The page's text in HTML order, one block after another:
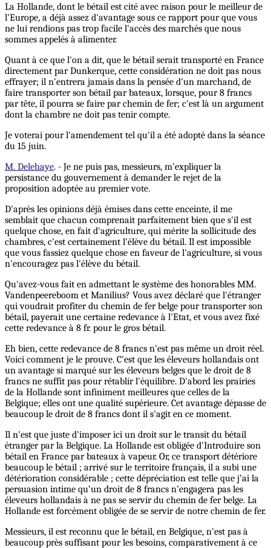
La Hollande, dont le bétail est cité avec raison pour le meilleur de
l'Europe, a déjà assez d'avantage sous ce rapport pour que vous
ne lui rendions pas trop facile l'accès des marchés que nous
sommes appelés à alimenter.
Quant à ce que l'on a dit, que le bétail serait transporté en France
directement par Dunkerque, cette considération ne doit pas nous
effrayer; il n'entrera jamais dans la pensée d'un marchand, de
faire transporter son bétail par bateaux, lorsque, pour 8 francs
par tête, il pourra se faire par chemin de fer; c'est là un argument
dont la chambre ne doit pas tenir compte.
Je voterai pour l'amendement tel qu'il a été adopté dans la séance
du 15 juin.
M. Delehaye. - Je ne puis pas, messieurs, m'expliquer la
persistance du gouvernement à demander le rejet de la
proposition adoptée au premier vote.
D'après les opinions déjà émises dans cette enceinte, il me
semblait que chacun comprenait parfaitement bien que s'il est
quelque chose, en fait d'agriculture, qui mérite la sollicitude des
chambres, c'est certainement l'élève du bétail. Il est impossible
que vous fassiez quelque chose en faveur de l'agriculture, si vous
n'encouragez pas l'élève du bétail.
Qu'avez-vous fait en admettant le système des honorables MM.
Vandenpeereboom et Manilius? Vous avez déclaré que l'étranger
qui voudrait profiter du chemin de fer belge pour transporter son
bétail, payerait une certaine redevance à l'Etat, et vous avez fixé
cette redevance à 8 fr. pour le gros bétail.
Eh bien, cette redevance de 8 francs n'est pas même un droit réel.
Voici comment je le prouve. C'est que les éleveurs hollandais ont
un avantage si marqué sur les éleveurs belges que le droit de 8
francs ne suffit pas pour rétablir l'équilibre. D'abord les prairies
de la Hollande sont infiniment meilleures que celles de la
Belgique; elles ont une qualité supérieure. Cet avantage dépasse de
beaucoup le droit de 8 francs dont il s'agit en ce moment.
Il n'est que juste d'imposer ici un droit sur le transit du bétail
étranger par la Belgique. La Hollande est obligée d'Introduire son
bétail en France par bateaux à vapeur. Or, ce transport détériore
beaucoup le bétail ; arrivé sur le territoire français, il a subi une
détérioration considérable ; cette dépréciation est telle que j’ai la
persuasion intime qu’un droit de 8 francs n’engagera pas les
éleveurs hollandais à ne pas se servir du chemin de fer belge. La
Hollande est forcément obligée de se servir de notre chemin de fer.
Messieurs, il est reconnu que le bétail, en Belgique, n'est pas à
beaucoup près suffisant pour les besoins, comparativement à ce